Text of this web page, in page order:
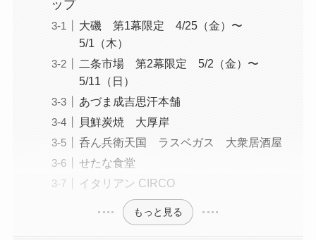
ップ
大磯 第1幕限定 4/25（金）〜
5/1（木）
二条市場 第2幕限定 5/2（金）〜
5/11（日）
あづま成吉思汗本舗
貝鮮炭焼 大厚岸
呑ん兵衛天国 ラスベガス 大衆居酒屋
せたな食堂
イタリアン CIRCO
もっと見る